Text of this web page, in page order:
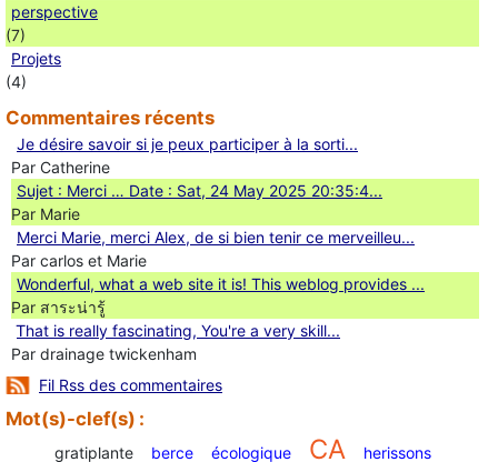
perspective
(7)
Projets
(4)
Commentaires récents
Je désire savoir si je peux participer à la sorti...
Par Catherine
Sujet : Merci … Date : Sat, 24 May 2025 20:35:4...
Par Marie
Merci Marie, merci Alex, de si bien tenir ce merveilleu...
Par carlos et Marie
Wonderful, what a web site it is! This weblog provides ...
Par สาระน่ารู้
Ꭲhat is really fascinating, You'rе a very skill...
Par drainage twickenham
Fil Rss des commentaires
Mot(s)-clef(s) :
gratiplante berce écologique CA herissons